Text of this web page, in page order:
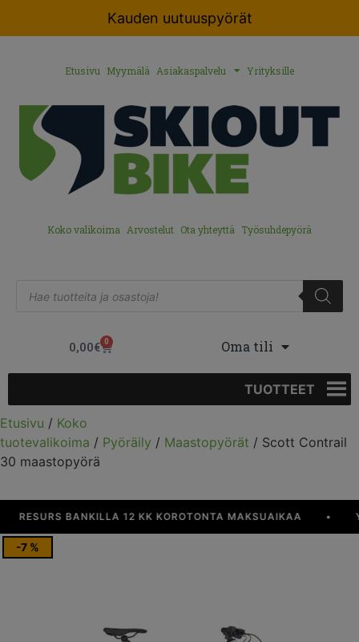
Kauden uutuuspyörät
Etusivu Myymälä Asiakaspalvelu Yrityksille
Koko valikoima Arvostelut Ota yhteyttä Työsuhdepyörä
0,00€ 0 Oma tili
TUOTTEET
Etusivu / Koko
tuotevalikoima / Pyöräily / Maastopyörät / Scott Contrail
30 maastopyörä
BANKILLA 12 KK KOROTONTA MAKSUAIKAA • YLI
-7 %